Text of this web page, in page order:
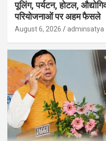
पूलिंग, पर्यटन, होटल,
परियोजनाओं पर अहम फैसले
August 6, 2026 adminsatya